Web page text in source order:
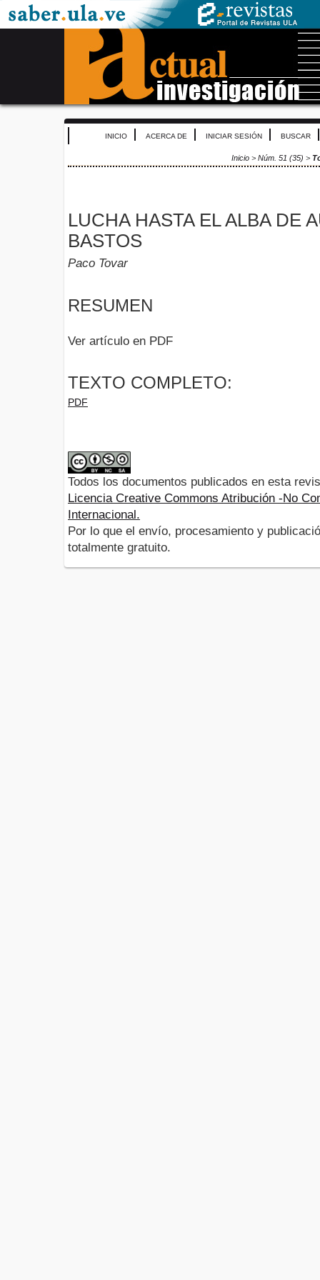
INICIO ACERCA DE INICIAR SESIÓN BUSCAR
Inicio> Núm. 51 (35) >
LUCHA HASTA EL ALBA DE
BASTOS
Paco Tovar
RESUMEN
Ver artículo en PDF
TEXTO COMPLETO:
PDF
Todos los documentos publicados en esta
Licencia Creative Commons Atribución -No
Internacional.
Por lo que el envío, procesamiento y
totalmente gratuito.